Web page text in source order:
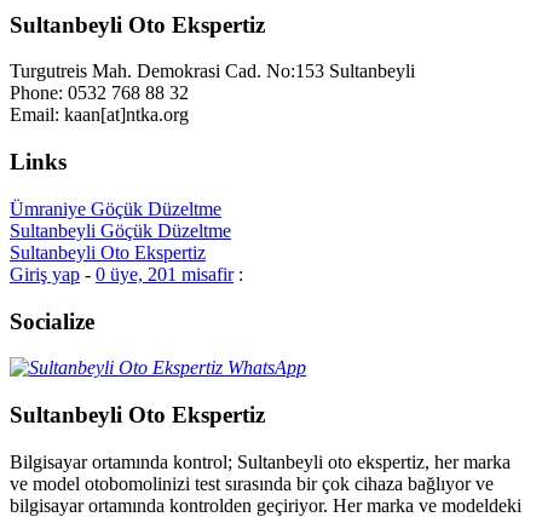
Sultanbeyli Oto Ekspertiz
Turgutreis Mah. Demokrasi Cad. No:153 Sultanbeyli
Phone: 0532 768 88 32
Email: kaan[at]ntka.org
Links
Ümraniye Göçük Düzeltme
Sultanbeyli Göçük Düzeltme
Sultanbeyli Oto Ekspertiz
Giriş yap - 0 üye, 201 misafir:
Socialize
Sultanbeyli Oto Ekspertiz
Bilgisayar ortamında kontrol; Sultanbeyli oto ekspertiz, her marka
ve model otobomolinizi test sırasında bir çok cihaza bağlıyor ve
bilgisayar ortamında kontrolden geçiriyor. Her marka ve modeldeki